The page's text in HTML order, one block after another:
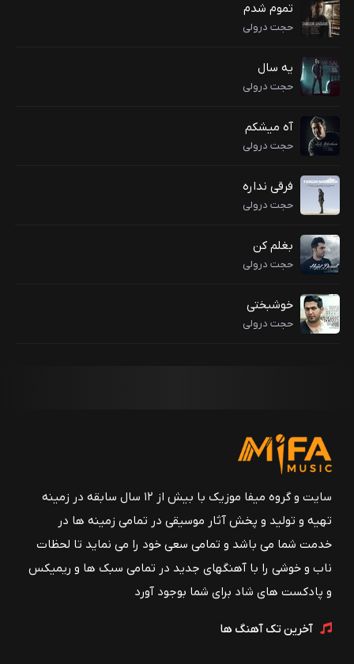
تموم شدم
حجت درولی
یه سال
حجت درولی
آه میشکم
حجت درولی
فرقی نداره
حجت درولی
بغلم کن
حجت درولی
خوشبختی
حجت درولی
سایت و گروه میفا موزیک با بیش از ۱۲ سال سابقه در زمینه
تهیه و تولید و پخش آثار موسیقی در تمامی زمینه ها در
خدمت شما می باشد و تمامی سعی خود را می نماید تا لحظات
ناب و خوشی را با آهنگهای جدید در تمامی سبک ها و ریمیکس
و پادکست های شاد برای شما بوجود آورد
آخرین تک آهنگ ها